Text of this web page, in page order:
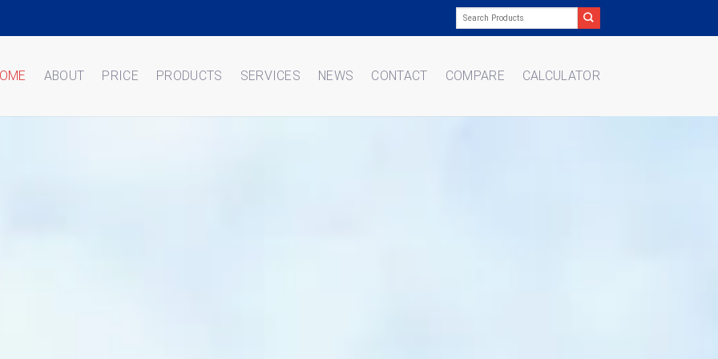
Search
ABOUT PRICE PRODUCTS SERVICES NEWS CONTACT COMPARE CALCULATOR